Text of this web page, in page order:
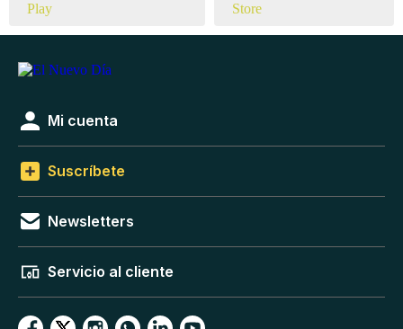
Mi cuenta
Suscríbete
Newsletters
Servicio al cliente